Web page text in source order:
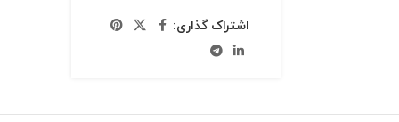
اشتراک گذاری: